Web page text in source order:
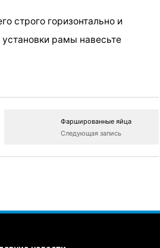
строго горизонтально и
рамы навесьте
Фаршированные яйца
Следующая запись